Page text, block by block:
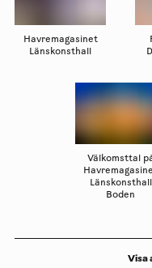
Havremagasinet
Länskonsthall
Välkomsttal
Länskonsthall
Boden
Visa